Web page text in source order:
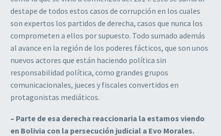
destape de todos estos casos de corrupción en los cuales
son expertos los partidos de derecha, casos que nunca los
comprometen a ellos por supuesto. Todo sumado además
al avance en la región de los poderes fácticos, que son unos
nuevos actores que están haciendo política sin
responsabilidad política, como grandes grupos
comunicacionales, jueces y fiscales convertidos en
protagonistas mediáticos.
– Parte de esa derecha reaccionaria la estamos viendo
en Bolivia con la persecución judicial a Evo Morales.